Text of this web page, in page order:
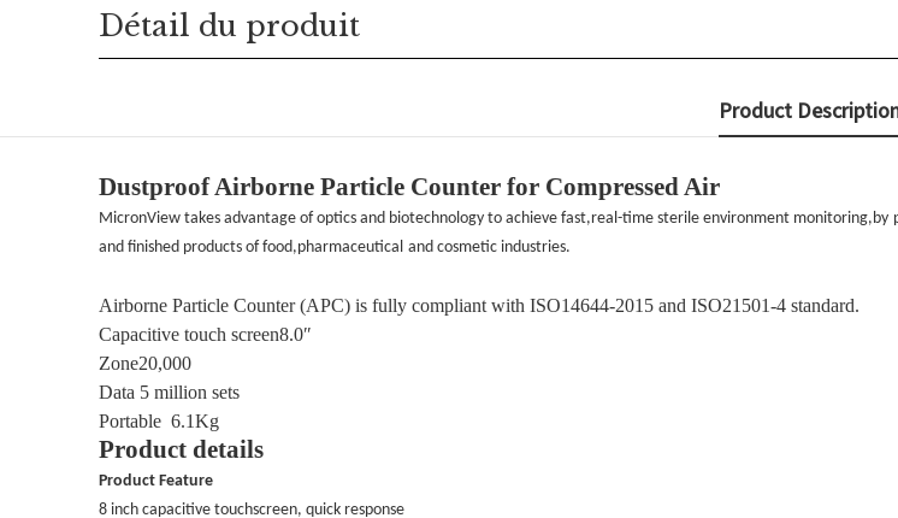
Détail du produit
Product
Dustproof Airborne Particle Counter for Compressed Air
MicronView takes advantage of optics and biotechnology to achieve fast,real-time sterile environment monitoring,by
and finished products of food,pharmaceutical and cosmetic industries.
Airborne Particle Counter (APC) is fully compliant with ISO14644-2015 and ISO21501-4 standard.
Capacitive touch screen8.0″
Zone20,000
Data 5 million sets
Portable 6.1Kg
Product details
Product Feature
8 inch capacitive touchscreen, quick response